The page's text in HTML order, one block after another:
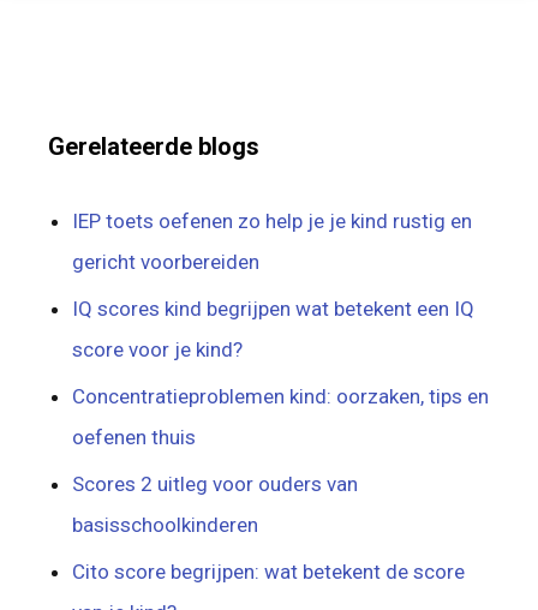
Gerelateerde blogs
IEP toets oefenen zo help je je kind rustig en
gericht voorbereiden
IQ scores kind begrijpen wat betekent een IQ
score voor je kind?
Concentratieproblemen kind: oorzaken, tips en
oefenen thuis
Scores 2 uitleg voor ouders van
basisschoolkinderen
Cito score begrijpen: wat betekent de score